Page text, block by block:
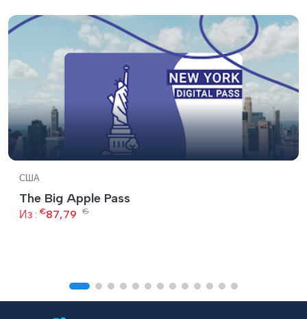
США
The Big Apple Pass
Из : €87,79 €